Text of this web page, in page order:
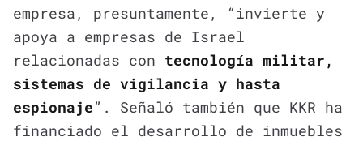
empresa, presuntamente, “invierte y
apoya a empresas de Israel
relacionadas con tecnología militar,
sistemas de vigilancia y hasta
espionaje”. Señaló también que KKR ha
financiado el desarrollo de inmuebles